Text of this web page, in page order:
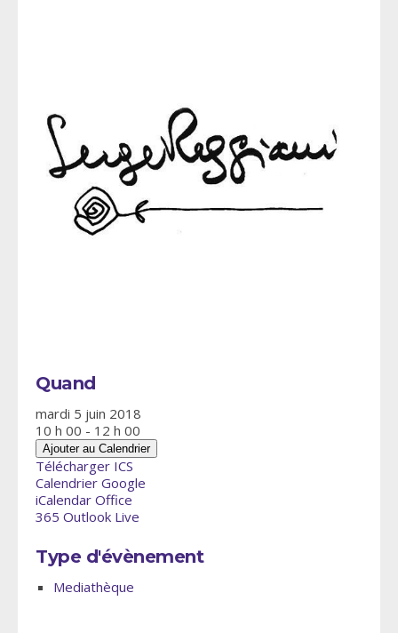
Quand
mardi 5 juin 2018
10 h 00 - 12 h 00
Ajouter au Calendrier
Télécharger ICS
Calendrier Google
iCalendar Office
365 Outlook Live
Type d'évènement
Mediathèque